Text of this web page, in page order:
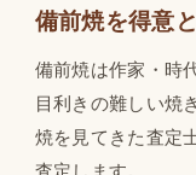
備前焼を得意
備前焼は作家・時
目利きの難しい焼
焼を見てきた査定